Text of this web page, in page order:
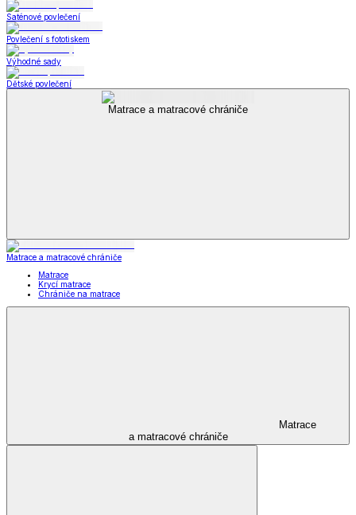
Saténové povlečení
Povlečení s fototiskem
Výhodné sady
Dětské povlečení
Matrace a matracové chrániče
Matrace a matracové chrániče
Matrace
Krycí matrace
Chrániče na matrace
Matrace
a matracové chrániče